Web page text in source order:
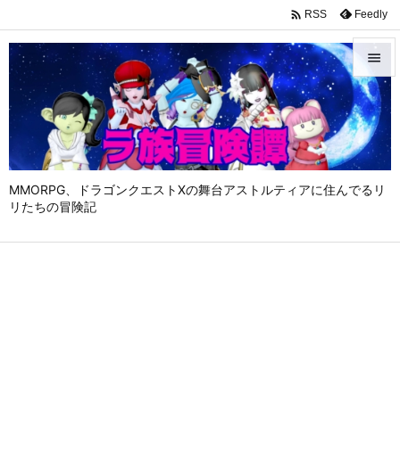
MMORPG、ドラゴンクエストⅩの舞台アストルティアに住んでるリ
リたちの冒険記


メニュ

サイド

 RSS Feedly